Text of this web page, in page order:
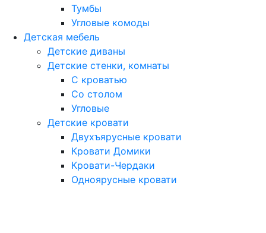
Тумбы
Угловые комоды
Детская мебель
Детские диваны
Детские стенки, комнаты
С кроватью
Со столом
Угловые
Детские кровати
Двухъярусные кровати
Кровати Домики
Кровати-Чердаки
Одноярусные кровати